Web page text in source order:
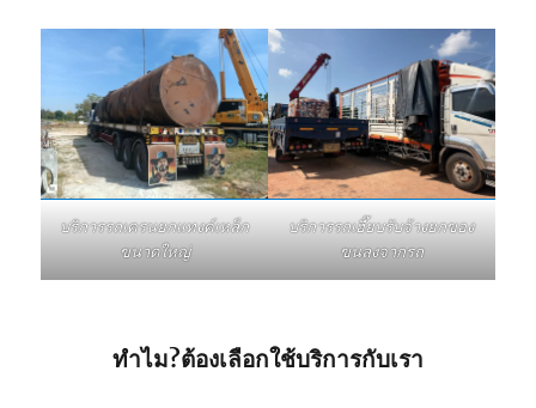
บริการรถเครนยกแทงค์เหล็ก
ขนาดใหญ่
บริการรถเฮี๊ยบรับจ้างยกของ
ขนลงจากรถ
ทำไม?ต้องเลือกใช้บริการกับเรา